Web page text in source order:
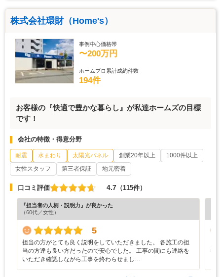
株式会社環財（Home's）
事例中心価格帯
〜200万円
ホームプロ累計成約件数
194件
お客様の『快適で豊かな暮らし』が私達ホームズの目標
です！
会社の特徴・得意分野
耐震 水まわり 太陽光パネル 創業20年以上
1000件以上
女性スタッフ
第三者保証 地元密着
口コミ評価 4.7 （115件）
『担当者の人柄・説明力』が良かった
（60代／女性）
5
担当の方がとても良く説明をしていただきました。 各施工の担
当の方達も良い方だったので安心でした。 工事の間にも連絡を
いただき確認しながら工事を終わらせまし…
や